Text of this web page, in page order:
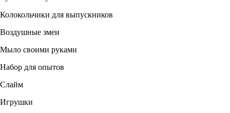
Колокольчики для выпускников
Воздушные змеи
Мыло своими руками
Набор для опытов
Слайм
Игрушки